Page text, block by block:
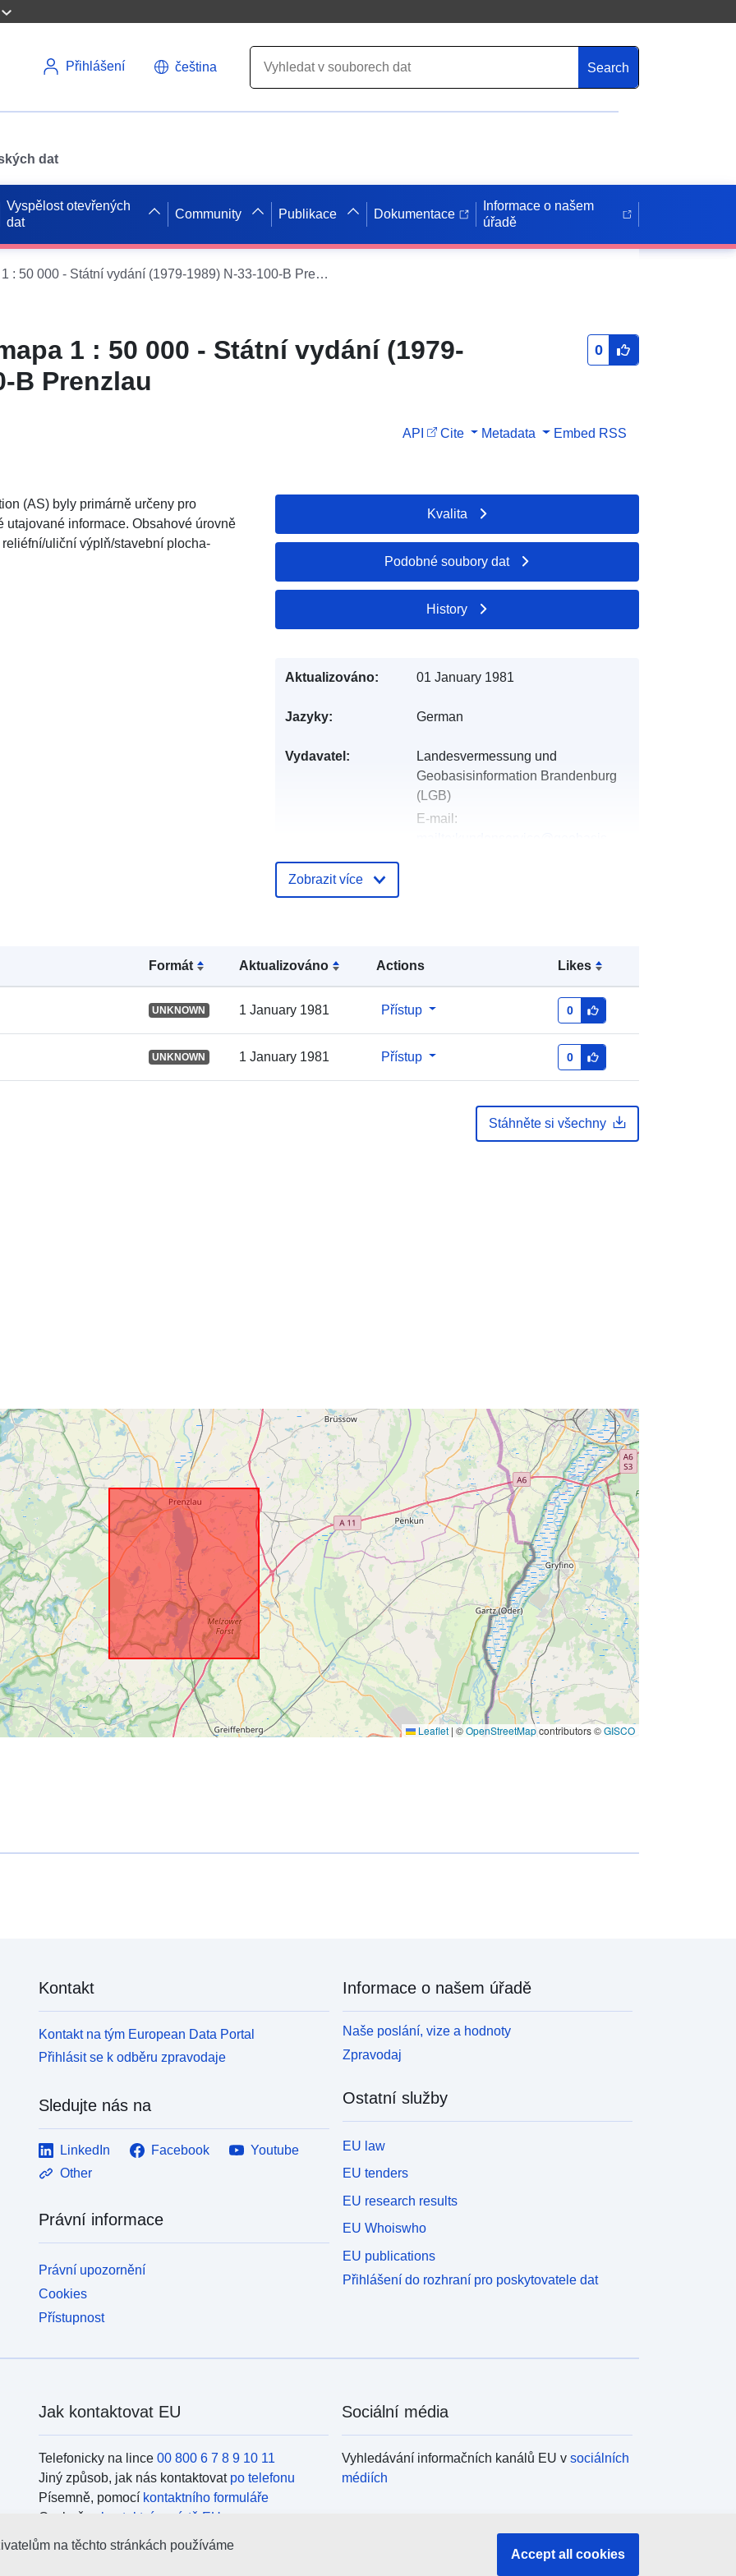
Přihlášení čeština Search
dat
Vyspělost otevřených
dat
Community Publikace Dokumentace
Informace o našem
úřadě
Topografická mapa 1 : 50 000 - Státní vydání (1979-1989) N-33-100-B Prenzlau
1 : 50 000 - Státní vydání (1979-
B Prenzlau
0
API Cite Metadata Embed RSS
(AS) byly primárně určeny pro
informace. Obsahové úrovně
uliční výplň/stavební plocha-
Formát Aktualizováno Actions Likes
UNKNOWN 1 January 1981 Přístup 0
UNKNOWN 1 January 1981 Přístup 0
Stáhněte si všechny
Leaflet | ©OpenStreetMapcontributors ©GISCO
Kvalita
Podobné soubory dat
History
Aktualizováno: 01 January 1981
Jazyky: German
Vydavatel:
Landesvermessung und
Geobasisinformation Brandenburg
(LGB)
E-mail:
Katalogový
April 2026
Místní: Souřadnice:
13.74, 53.16 ], [ 13.74, 53.33 ] ]
Typ:
Zobrazit více
Kontakt
Kontakt na tým European Data Portal
Přihlásit se k odběru zpravodaje
Sledujte nás na
LinkedIn Facebook
Youtube
Other
Právní informace
Právní upozornění
Cookies
Přístupnost
Informace o našem úřadě
Naše poslání, vize a hodnoty
Zpravodaj
Ostatní služby
EU law
EU tenders
EU research results
EU Whoiswho
EU publications
Přihlášení do rozhraní pro poskytovatele dat
Jak kontaktovat EU
Telefonicky na lince 00 800 6 7 8 9 10 11
Jiný způsob, jak nás kontaktovat po telefonu
Písemně, pomocí kontaktního formuláře
Osobně, v kontaktním místě EU
Sociální média
Vyhledávání informačních kanálů EU vsociálních
médiích
Orgány a instituce EU
na těchto stránkách používáme
Accept all cookies